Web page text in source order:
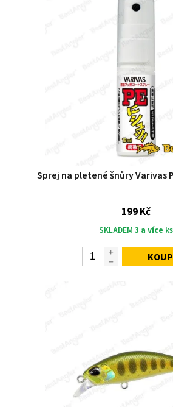
Sprej na pletené šnůry Varivas
199 Kč
SKLADEM 3 a více ks